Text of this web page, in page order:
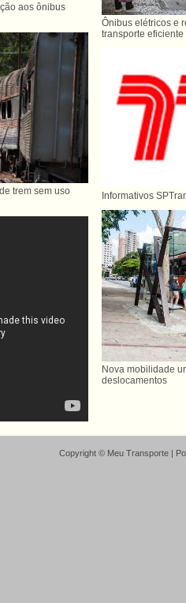
aos ônibus
trem sem uso
Ônibus elétricos e
transporte
Informativos
Nova mobilidade
deslocamentos
Copyright © Meu Transporte |